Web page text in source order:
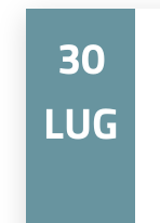
30
LUG